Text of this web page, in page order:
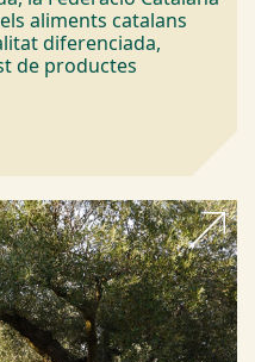
aliments catalans
diferenciada,
de productes